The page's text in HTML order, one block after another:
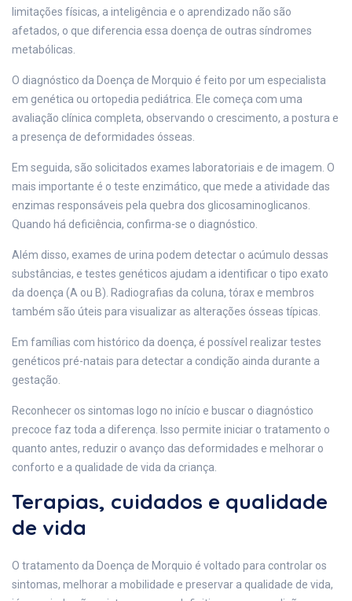
limitações físicas, a inteligência e o aprendizado não são
afetados, o que diferencia essa doença de outras síndromes
metabólicas.
O diagnóstico da Doença de Morquio é feito por um especialista
em genética ou ortopedia pediátrica. Ele começa com uma
avaliação clínica completa, observando o crescimento, a postura e
a presença de deformidades ósseas.
Em seguida, são solicitados exames laboratoriais e de imagem. O
mais importante é o teste enzimático, que mede a atividade das
enzimas responsáveis pela quebra dos glicosaminoglicanos.
Quando há deficiência, confirma-se o diagnóstico.
Além disso, exames de urina podem detectar o acúmulo dessas
substâncias, e testes genéticos ajudam a identificar o tipo exato
da doença (A ou B). Radiografias da coluna, tórax e membros
também são úteis para visualizar as alterações ósseas típicas.
Em famílias com histórico da doença, é possível realizar testes
genéticos pré-natais para detectar a condição ainda durante a
gestação.
Reconhecer os sintomas logo no início e buscar o diagnóstico
precoce faz toda a diferença. Isso permite iniciar o tratamento o
quanto antes, reduzir o avanço das deformidades e melhorar o
conforto e a qualidade de vida da criança.
Terapias, cuidados e qualidade
de vida
O tratamento da Doença de Morquio é voltado para controlar os
sintomas, melhorar a mobilidade e preservar a qualidade de vida,